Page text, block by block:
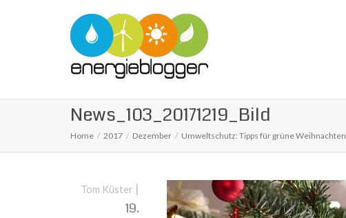
News_103_20171219_Bild
Home 2017 Dezember Umweltschutz: Tipps für grüne Weihnachten
Tom Küster |
19.